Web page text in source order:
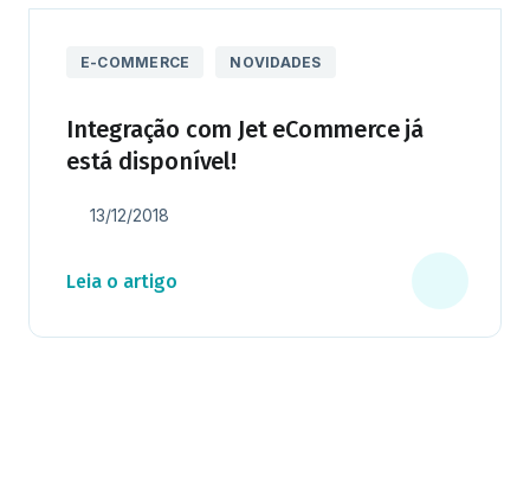
E-COMMERCE NOVIDADES
Integração com Jet eCommerce já
está disponível!
13/12/2018
Leia o artigo